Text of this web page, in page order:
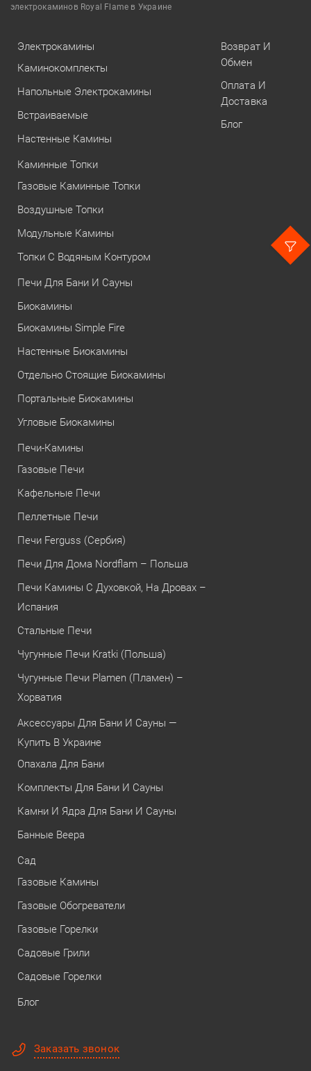
электрокаминов Royal Flame в Украине
Электрокамины
Каминокомплекты
Напольные Электрокамины
Встраиваемые
Настенные Камины
Каминные Топки
Газовые Каминные Топки
Воздушные Топки
Модульные Камины
Топки С Водяным Контуром
Печи Для Бани И Сауны
Биокамины
Биокамины Simple Fire
Настенные Биокамины
Отдельно Стоящие Биокамины
Портальные Биокамины
Угловые Биокамины
Печи-Камины
Газовые Печи
Кафельные Печи
Пеллетные Печи
Печи Ferguss (Сербия)
Печи Для Дома Nordflam – Польша
Печи Камины С Духовкой, На Дровах –
Испания
Стальные Печи
Чугунные Печи Kratki (Польша)
Чугунные Печи Plamen (Пламен) –
Хорватия
Аксессуары Для Бани И Сауны —
Купить В Украине
Опахала Для Бани
Комплекты Для Бани И Сауны
Камни И Ядра Для Бани И Сауны
Банные Веера
Сад
Газовые Камины
Газовые Обогреватели
Газовые Горелки
Садовые Грили
Садовые Горелки
Блог
Возврат И
Обмен
Оплата И
Доставка
Блог
Заказать звонок